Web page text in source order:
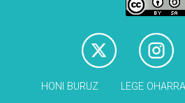
HONI BURUZ LEGE OHARRA